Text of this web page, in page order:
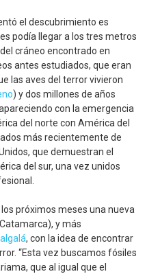
el descubrimiento es
podía llegar a los tres metros
cráneo encontrado en
antes estudiados, que eran
las aves del terror vivieron
) y dos millones de años
con la emergencia
del norte con América del
más recientemente de
que demuestran el
del sur, una vez unidos
próximos meses una nueva
y más
, con la idea de encontrar
“Esta vez buscamos fósiles
que al igual que el